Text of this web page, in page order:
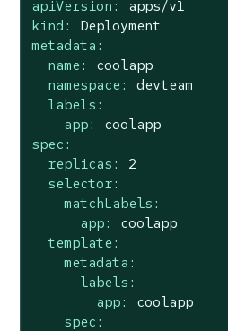
apiVersion:
apps/v1
kind:
Deployment
metadata:
name:
coolapp
namespace:
devteam
labels:
app:
coolapp
spec:
replicas:
2
selector:
matchLabels:
app:
coolapp
template:
metadata:
labels:
app:
coolapp
spec: